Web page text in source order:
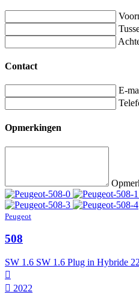
Contact
E-
Opmerkingen
Peugeot
508
SW 1.6 SW 1.6 Plug in Hybride
2022